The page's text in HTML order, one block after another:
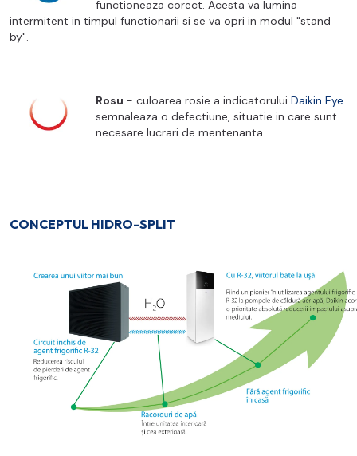
functioneaza corect. Acesta va lumina
intermitent in timpul functionarii si se va opri in modul "stand
by".
Rosu - culoarea rosie a indicatorului Daikin Eye
semnaleaza o defectiune, situatie in care sunt
necesare lucrari de mentenanta.
CONCEPTUL HIDRO-SPLIT